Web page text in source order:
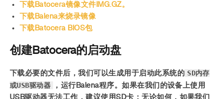
下载Batocera镜像文件IMG.GZ。
下载Balena来烧录镜像
下载Batocera BIOS包
创建Batocera的启动盘
下载必要的文件后，我们可以生成用于启动此系统的 SD内存
或USB驱动器
，运行Balena程序。如果在我们的设备上使用
USB驱动器无法工作，建议使用SD卡；无论如何，如果我们